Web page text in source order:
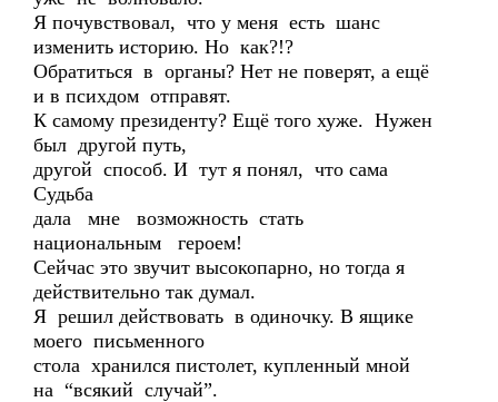
Я почувствовал, что у меня есть шанс
изменить историю. Но как?!?
Обратиться в органы? Нет не поверят, а ещё
и в психдом отправят.
К самому президенту? Ещё того хуже. Нужен
был другой путь,
другой способ. И тут я понял, что сама
Судьба
дала мне возможность стать
национальным героем!
Сейчас это звучит высокопарно, но тогда я
действительно так думал.
Я решил действовать в одиночку. В ящике
моего письменного
стола хранился пистолет, купленный мной
на “всякий случай”.